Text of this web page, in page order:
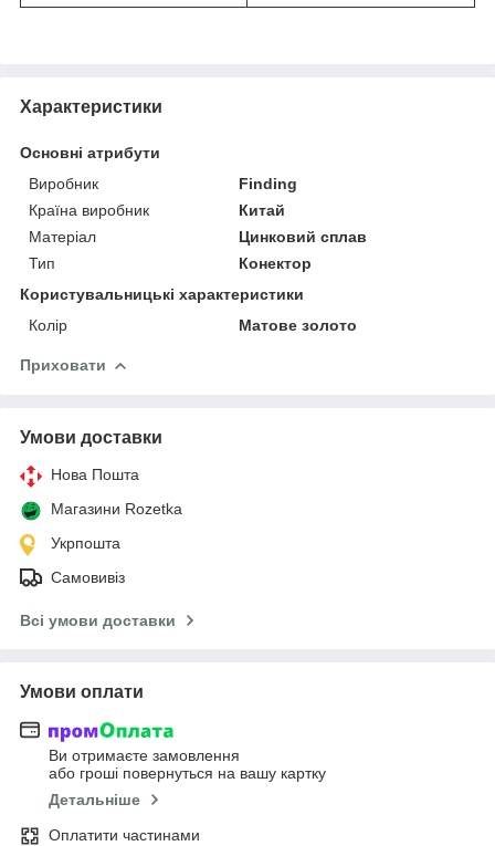
Характеристики
Основні атрибути
Виробник
Finding
Країна виробник
Китай
Матеріал
Цинковий сплав
Тип
Конектор
Користувальницькі характеристики
Колір
Матове золото
Приховати
Умови доставки
Нова Пошта
Магазини Rozetka
Укрпошта
Самовивіз
Всі умови доставки
Умови оплати
Ви отримаєте замовлення
або гроші повернуться на вашу картку
Детальніше
Оплатити частинами